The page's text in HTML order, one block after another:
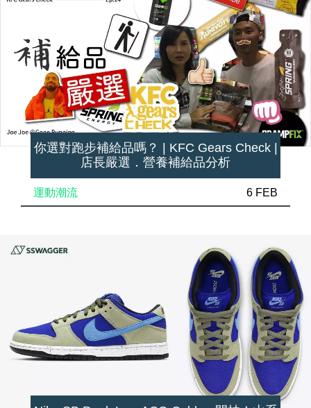
你選對跑步補給品嗎？ | KFC Gears Check |
店長嚴選．營養補給品分析
運動潮流 6 FEB